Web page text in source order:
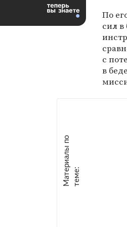
По
сил
с
в
М
а
т е
р
и
а
л
ы
п
о
т
е
м
е :